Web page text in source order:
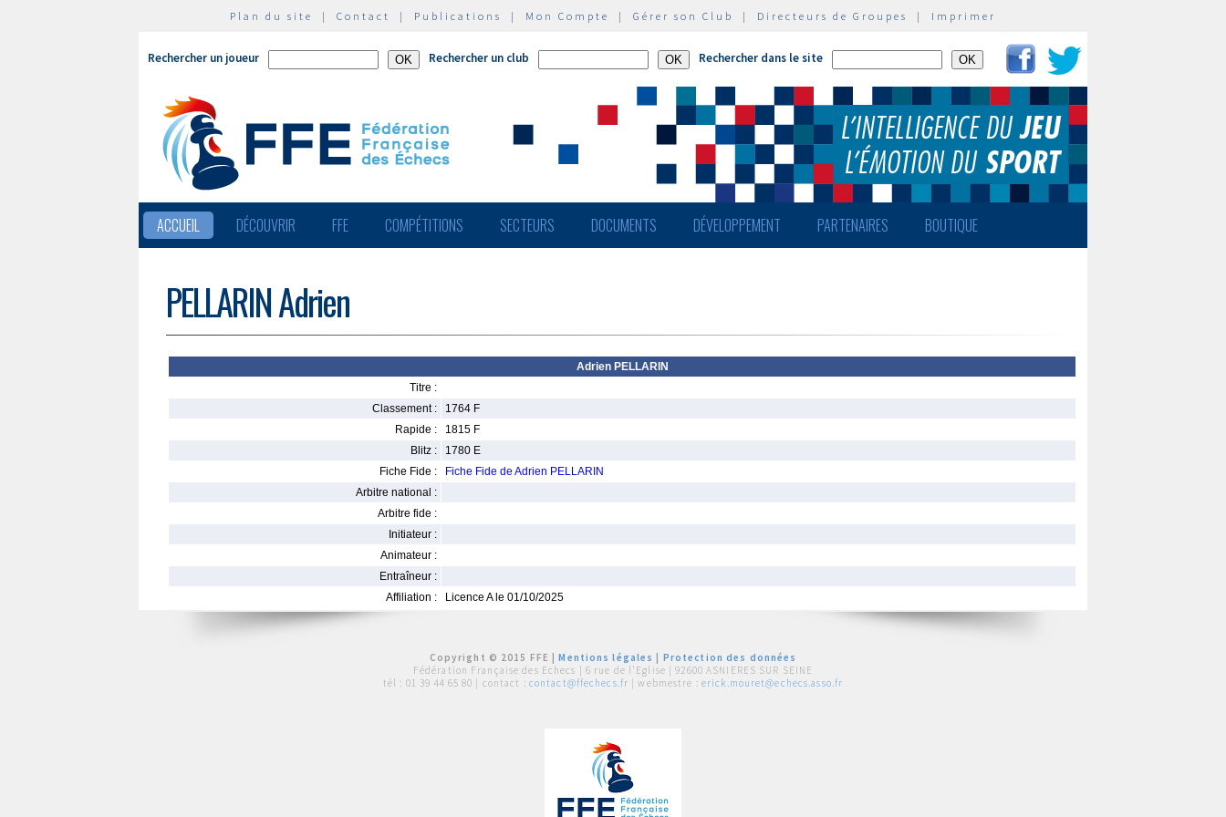
Plan du site | Contact | Publications | Mon Compte | Gérer son Club | Directeurs de Groupes | Imprimer
Rechercher un joueur Rechercher un club Rechercher dans le site
ACCUEIL DÉCOUVRIR FFE COMPÉTITIONS SECTEURS DOCUMENTS DÉVELOPPEMENT PARTENAIRES BOUTIQUE
PELLARIN Adrien
Adrien PELLARIN
Titre :
Classement :
1764 F
Rapide :
1815 F
Blitz :
1780 E
Fiche Fide :
Fiche Fide de Adrien PELLARIN
Arbitre national :
Arbitre fide :
Initiateur :
Animateur :
Entraîneur :
Affiliation :
Licence A le 01/10/2025
Copyright © 2015 FFE |Mentions légales
Protection des données
Fédération Française des Echecs | 6 rue de l'Eglise | 92600 ASNIERES SUR SEINE
tél : 01 39 44 65 80 | contact : contact@ffechecs.fr | webmestre : erick.mouret@echecs.asso.fr